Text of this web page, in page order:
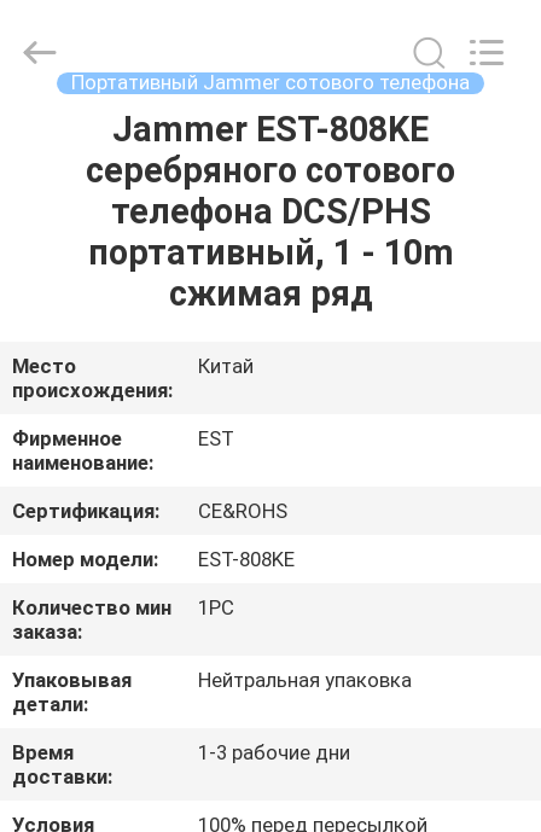
ПРОДУКТЫ
О
НАС
ТУР
ПО
ФАБРИКЕ
ПРОВЕРКА
КАЧЕСТВА
СВЯЖИТЕСЬ
МЫ
ELECTRONICS(HK)
CO.,LTD.
Портативный Jammer сотового телефона
Jammer EST-808KE
серебряного сотового
телефона DCS/PHS
портативный, 1 - 10m
сжимая ряд
Место
происхождения:
Китай
Фирменное
наименование:
EST
Сертификация:
CE&ROHS
Номер модели:
EST-808KE
Количество мин
заказа:
1PC
Упаковывая
детали:
Нейтральная упаковка
Время
доставки:
1-3 рабочие дни
Условия
100% перед пересылкой